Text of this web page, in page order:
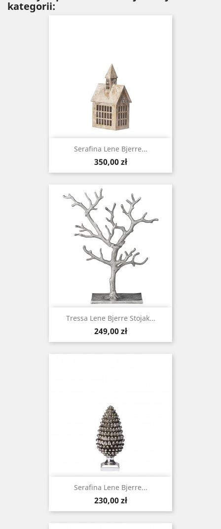
kategorii:
Serafina Lene Bjerre...
Cena
350,00 zł
Tressa Lene Bjerre Stojak...
Cena
249,00 zł
Serafina Lene Bjerre...
Cena
230,00 zł